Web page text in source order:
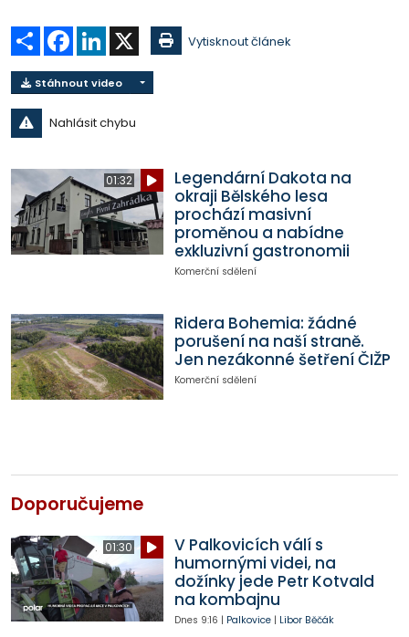
Sdílet Facebook
LinkedIn Vytisknout článek
Stáhnout video
Nahlásit chybu
01:32
Legendární Dakota na
okraji Bělského lesa
prochází masivní
proměnou a nabídne
exkluzivní gastronomii
Komerční sdělení
Ridera Bohemia: žádné
porušení na naší straně.
Jen nezákonné šetření ČIŽP
Komerční sdělení
Doporučujeme
01:30
V Palkovicích válí s
humornými videi, na
dožínky jede Petr Kotvald
na kombajnu
Dnes 9:16 | Palkovice| Libor Běčák